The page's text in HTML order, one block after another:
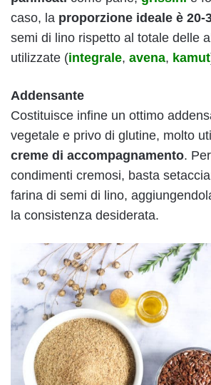
caso, la proporzione ideale è 20-
semi di lino rispetto al totale delle
utilizzate (integrale, avena, kamut
Addensante
Costituisce infine un ottimo
vegetale e privo di glutine, molto
creme di accompagnamento.
condimenti cremosi, basta
farina di semi di lino,
la consistenza desiderata.